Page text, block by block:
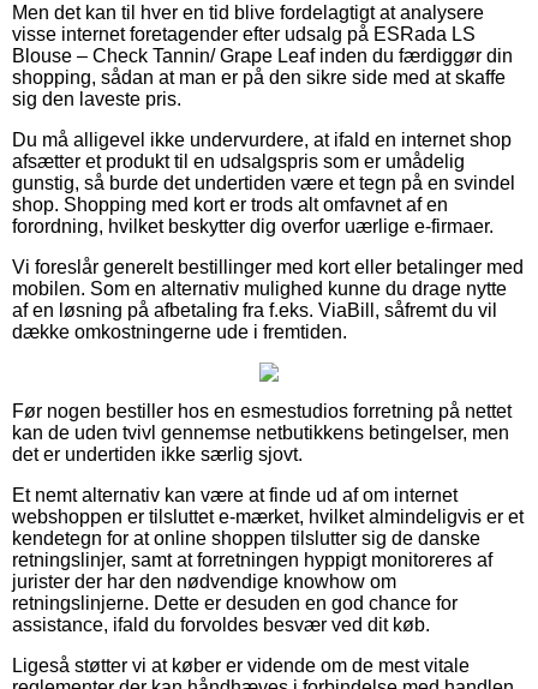
Men det kan til hver en tid blive fordelagtigt at analysere
visse internet foretagender efter udsalg på ESRada LS
Blouse – Check Tannin/ Grape Leaf inden du færdiggør din
shopping, sådan at man er på den sikre side med at skaffe
sig den laveste pris.
Du må alligevel ikke undervurdere, at ifald en internet shop
afsætter et produkt til en udsalgspris som er umådelig
gunstig, så burde det undertiden være et tegn på en svindel
shop. Shopping med kort er trods alt omfavnet af en
forordning, hvilket beskytter dig overfor uærlige e-firmaer.
Vi foreslår generelt bestillinger med kort eller betalinger med
mobilen. Som en alternativ mulighed kunne du drage nytte
af en løsning på afbetaling fra f.eks. ViaBill, såfremt du vil
dække omkostningerne ude i fremtiden.
Før nogen bestiller hos en esmestudios forretning på nettet
kan de uden tvivl gennemse netbutikkens betingelser, men
det er undertiden ikke særlig sjovt.
Et nemt alternativ kan være at finde ud af om internet
webshoppen er tilsluttet e-mærket, hvilket almindeligvis er et
kendetegn for at online shoppen tilslutter sig de danske
retningslinjer, samt at forretningen hyppigt monitoreres af
jurister der har den nødvendige knowhow om
retningslinjerne. Dette er desuden en god chance for
assistance, ifald du forvoldes besvær ved dit køb.
Ligeså støtter vi at køber er vidende om de mest vitale